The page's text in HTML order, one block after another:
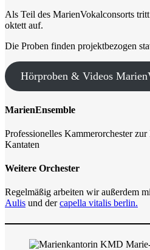
Als Teil des MarienVokalconsorts
oktett auf.
Die Proben finden projektbezogen
Hörproben & Videos
MarienEnsemble
Professionelles Kammerorchester
Kantaten
Weitere Orchester
Regelmäßig arbeiten wir außerdem
Aulis und dercapella vitalis berlin.